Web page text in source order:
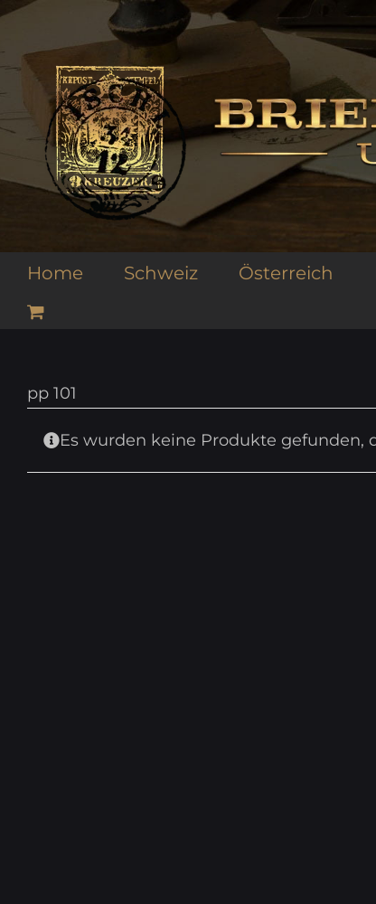
Zum
springen
Home Schweiz Österreich
pp 101
Es wurden keine Produkte gefunden,